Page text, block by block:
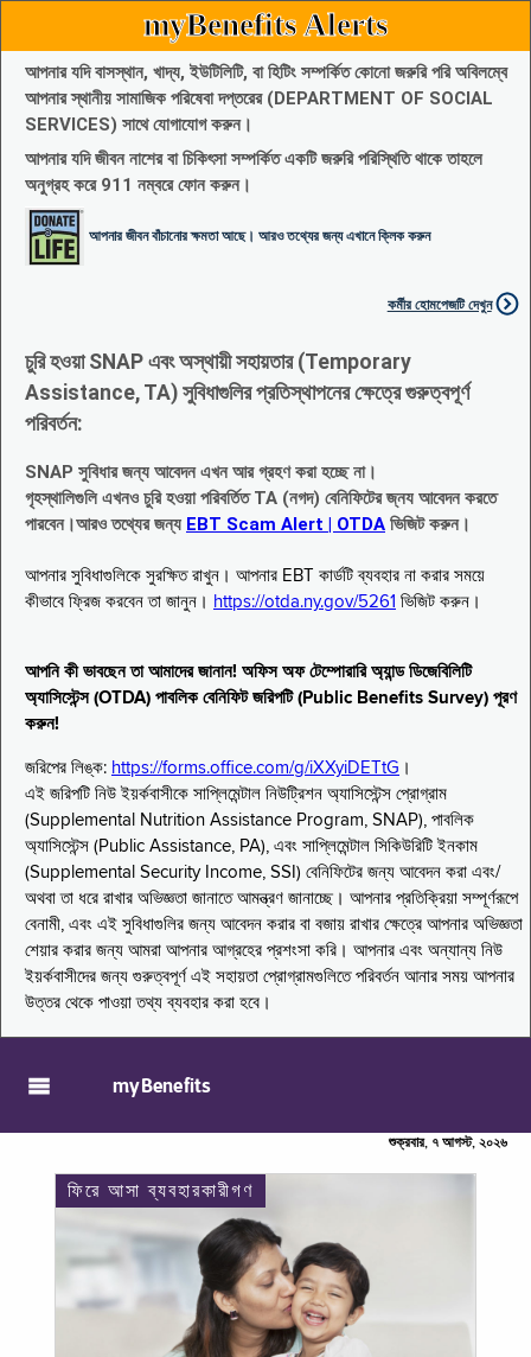
myBenefits Alerts
আপনার যদি বাসস্থান, খাদ্য, ইউটিলিটি, বা হিটিং সম্পর্কিত কোনো জরুরি পরি অবিলম্বে
আপনার স্থানীয় সামাজিক পরিষেবা দপ্তরের (DEPARTMENT OF SOCIAL
SERVICES) সাথে যোগাযোগ করুন।
আপনার যদি জীবন নাশের বা চিকিৎসা সম্পর্কিত একটি জরুরি পরিস্থিতি থাকে তাহলে
অনুগ্রহ করে 911 নম্বরে ফোন করুন।
আপনার জীবন বাঁচানোর ক্ষমতা আছে। আরও তথ্যের জন্য এখানে ক্লিক করুন
কর্মীর হোমপেজটি দেখুন
চুরি হওয়া SNAP এবং অস্থায়ী সহায়তার (Temporary
Assistance, TA) সুবিধাগুলির প্রতিস্থাপনের ক্ষেত্রে গুরুত্বপূর্ণ
পরিবর্তন:
SNAP সুবিধার জন্য আবেদন এখন আর গ্রহণ করা হচ্ছে না।
গৃহস্থালিগুলি এখনও চুরি হওয়া পরিবর্তিত TA (নগদ) বেনিফিটের জ্নয আবেদন করতে
পারবেন।আরও তথ্যের জন্য EBT Scam Alert | OTDA ভিজিট করুন।
আপনার সুবিধাগুলিকে সুরক্ষিত রাখুন। আপনার EBT কার্ডটি ব্যবহার না করার সময়ে
কীভাবে ফ্রিজ করবেন তা জানুন। https://otda.ny.gov/5261 ভিজিট করুন।
আপনি কী ভাবছেন তা আমাদের জানান! অফিস অফ টেম্পোরারি অ্যান্ড ডিজেবিলিটি
অ্যাসিস্টেন্স (OTDA) পাবলিক বেনিফিট জরিপটি (Public Benefits Survey) পূরণ
করুন!
জরিপের লিঙ্ক: https://forms.office.com/g/iXXyiDETtG ।
এই জরিপটি নিউ ইয়র্কবাসীকে সাপ্লিমেন্টাল নিউট্রিশন অ্যাসিস্টেন্স প্রোগ্রাম
(Supplemental Nutrition Assistance Program, SNAP), পাবলিক
অ্যাসিস্টেন্স (Public Assistance, PA), এবং সাপ্লিমেন্টাল সিকিউরিটি ইনকাম
(Supplemental Security Income, SSI) বেনিফিটের জন্য আবেদন করা এবং/
অথবা তা ধরে রাখার অভিজ্ঞতা জানাতে আমন্ত্রণ জানাচ্ছে। আপনার প্রতিক্রিয়া সম্পূর্ণরূপে
বেনামী, এবং এই সুবিধাগুলির জন্য আবেদন করার বা বজায় রাখার ক্ষেত্রে আপনার অভিজ্ঞতা
শেয়ার করার জন্য আমরা আপনার আগ্রহের প্রশংসা করি। আপনার এবং অন্যান্য নিউ
ইয়র্কবাসীদের জন্য গুরুত্বপূর্ণ এই সহায়তা প্রোগ্রামগুলিতে পরিবর্তন আনার সময় আপনার
উত্তর থেকে পাওয়া তথ্য ব্যবহার করা হবে।
myBenefits
শুক্রবার, ৭ আগস্ট, ২০২৬
ফিরে আসা ব্যবহারকারীগণ